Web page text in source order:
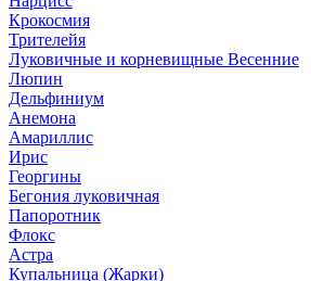
Крокосмия
Трителейя
Луковичные и корневищные Весенние
Люпин
Дельфиниум
Анемона
Амариллис
Ирис
Георгины
Бегония луковичная
Папоротник
Флокс
Астра
Купальница (Жарки)